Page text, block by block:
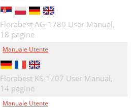
Florabest AG-1780 User Manual,
18 pagine
Manuale Utente
Florabest KS-1707 User Manual,
14 pagine
Manuale Utente